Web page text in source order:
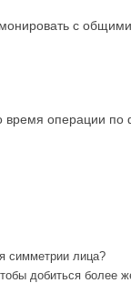
с
операции
симметрии лица?
добиться более